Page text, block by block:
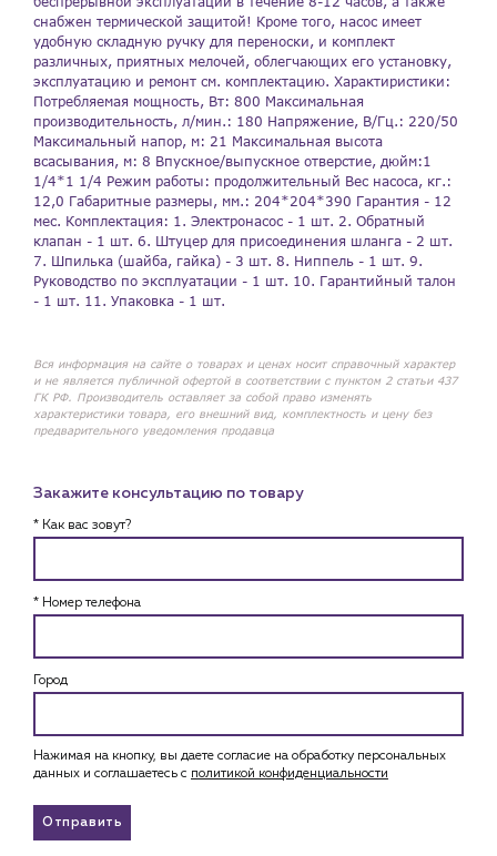
снабжен термической защитой! Кроме того, насос имеет
удобную складную ручку для переноски, и комплект
различных, приятных мелочей, облегчающих его установку,
эксплуатацию и ремонт см. комплектацию. Характиристики:
Потребляемая мощность, Вт: 800 Максимальная
производительность, л/мин.: 180 Напряжение, В/Гц.: 220/50
Максимальный напор, м: 21 Максимальная высота
всасывания, м: 8 Впускное/выпускное отверстие, дюйм:1
1/4*1 1/4 Режим работы: продолжительный Вес насоса, кг.:
12,0 Габаритные размеры, мм.: 204*204*390 Гарантия - 12
мес. Комплектация: 1. Электронасос - 1 шт. 2. Обратный
клапан - 1 шт. 6. Штуцер для присоединения шланга - 2 шт.
7. Шпилька (шайба, гайка) - 3 шт. 8. Ниппель - 1 шт. 9.
Руководство по эксплуатации - 1 шт. 10. Гарантийный талон
- 1 шт. 11. Упаковка - 1 шт.
Вся информация на сайте о товарах и ценах носит справочный характер
и не является публичной офертой в соответствии с пунктом 2 статьи 437
ГК РФ. Производитель оставляет за собой право изменять
характеристики товара, его внешний вид, комплектность и цену без
предварительного уведомления продавца
Закажите консультацию по товару
* Как вас зовут?
* Номер телефона
Город
Нажимая на кнопку, вы даете согласие на обработку персональных
данных и соглашаетесь c политикой конфиденциальности
Отправить